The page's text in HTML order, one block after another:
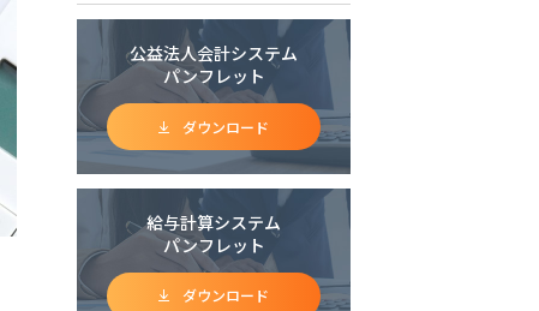
公益法人会計システム
パンフレット
ダウンロード
給与計算システム
パンフレット
ダウンロード